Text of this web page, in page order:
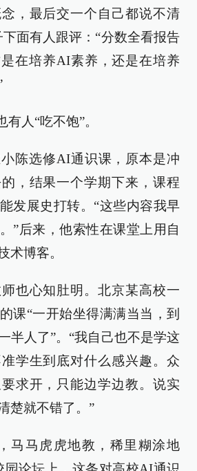
，最后交一个自己都说不清
面有人跟评：“分数全看报告
在培养AI素养，还是在培养
人“吃不饱”。
陈选修AI通识课，原本是冲
，结果一个学期下来，课程
发展史打转。“这些内容我早
”后来，他索性在课堂上用自
术博客。
也心知肚明。北京某高校一
课“一开始坐得满满当当，到
半人了”。“我自己也不是学这
学生到底对什么感兴趣。众
求开，只能边学边教。说实
楚就不错了。”
马马虎虎地教，稀里糊涂地